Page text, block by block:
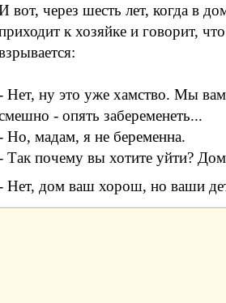
вот, через шесть лет, когда в
к хозяйке и говорит,
Нет, ну это уже хамство. Мы вам
- опять забеременеть...
Но, мадам, я не беременна.
Так почему вы хотите уйти?
Нет, дом ваш хорош, но ваши